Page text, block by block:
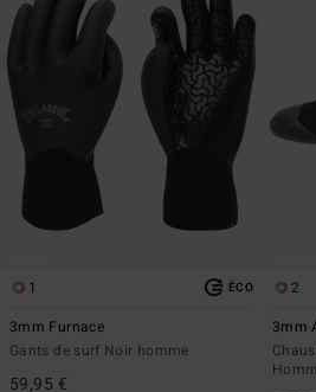
1 ÉCO
3mm Furnace
Gants de surf Noir homme
59,95 €
2
3mm